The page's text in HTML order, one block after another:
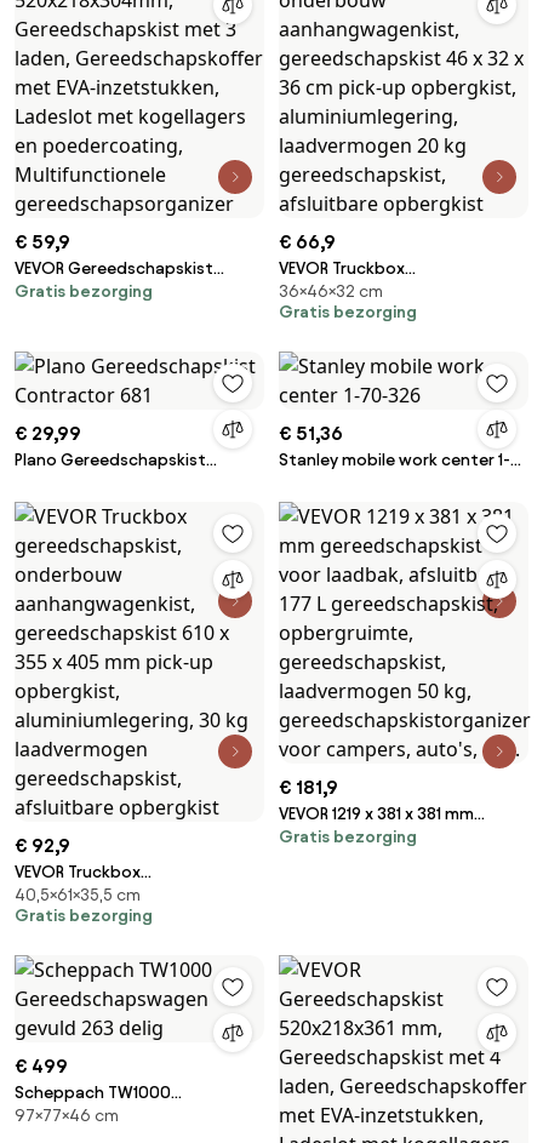
opbergorganizer voor
aanhangwagens, zilver
€ 59,9
VEVOR Gereedschapskist
520x218x304mm,
inzetstukken, Ladeslot met
kogellagers en poedercoating,
gereedschapsorganizer
Gratis bezorging
€ 66,9
VEVOR Truckbox
gereedschapskist, onderbouw
aanhangwagenkist,
cm pick-up opbergkist,
aluminiumlegering,
gereedschapskist, afsluitbare
opbergkist
36×46×32 cm
Gratis bezorging
€ 29,99
Plano Gereedschapskist
€ 51,36
Stanley mobile work center 1-
€ 92,9
VEVOR Truckbox
gereedschapskist, onderbouw
aanhangwagenkist,
405 mm pick-up opbergkist,
aluminiumlegering, 30 kg
laadvermogen
gereedschapskist, afsluitbare
opbergkist
40,5×61×35,5 cm
Gratis bezorging
€ 181,9
VEVOR 1219 x 381 x 381 mm
gereedschapskist voor
laadvermogen 50 kg,
gereedschapskistorganizer
voor campers, auto's, enz.
Gratis bezorging
€ 499
Scheppach TW1000
Gereedschapswagen gevuld
97×77×46 cm